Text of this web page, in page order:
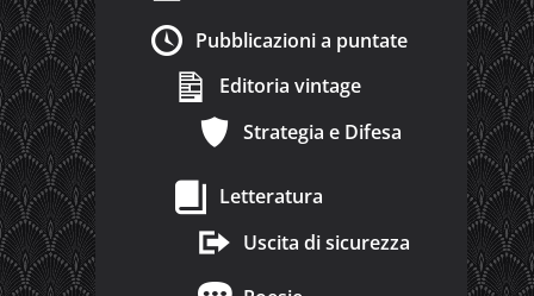
Pubblicazioni a puntate
Editoria vintage
Strategia e Difesa
Letteratura
Uscita di sicurezza